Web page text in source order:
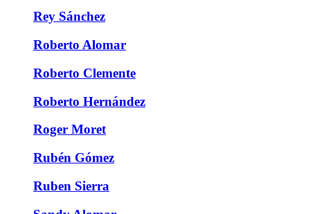
Rey Sánchez
Roberto Alomar
Roberto Clemente
Roberto Hernández
Roger Moret
Rubén Gómez
Ruben Sierra